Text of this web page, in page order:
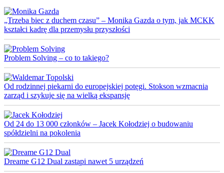
„Trzeba biec z duchem czasu” – Monika Gazda o tym, jak MCKK
kształci kadrę dla przemysłu przyszłości
Problem Solving – co to takiego?
Od rodzinnej piekarni do europejskiej potęgi. Stokson wzmacnia
zarząd i szykuje się na wielką ekspansję
Od 24 do 13 000 członków – Jacek Kołodziej o budowaniu
spółdzielni na pokolenia
Dreame G12 Dual zastąpi nawet 5 urządzeń